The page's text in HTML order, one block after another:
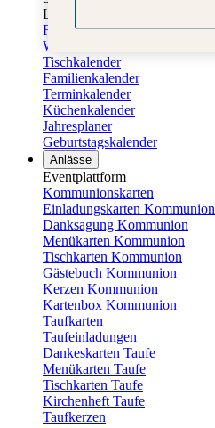
Layflat
Fotokalender
Wandkalender
Tischkalender
Familienkalender
Terminkalender
Küchenkalender
Jahresplaner
Geburtstagskalender
Anlässe
Eventplattform
Kommunionskarten
Einladungskarten Kommunion
Danksagung Kommunion
Menükarten Kommunion
Tischkarten Kommunion
Gästebuch Kommunion
Kerzen Kommunion
Kartenbox Kommunion
Taufkarten
Taufeinladungen
Dankeskarten Taufe
Menükarten Taufe
Tischkarten Taufe
Kirchenheft Taufe
Taufkerzen